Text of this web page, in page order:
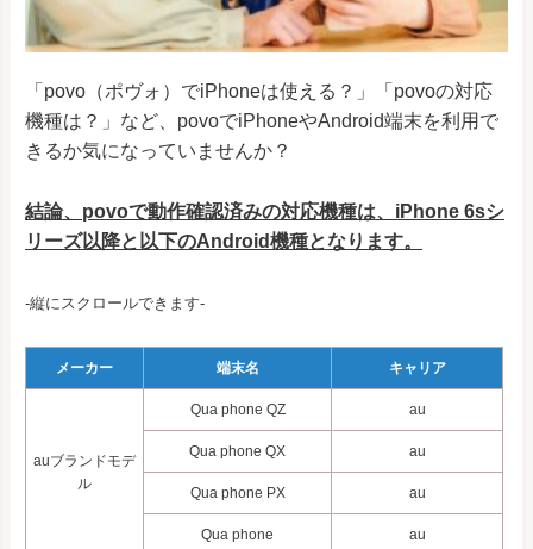
「povo（ポヴォ）でiPhoneは使える？」「povoの対応
機種は？」など、povoでiPhoneやAndroid端末を利用で
きるか気になっていませんか？
結論、povoで動作確認済みの対応機種は、iPhone 6sシ
リーズ以降と以下のAndroid機種となります。
-縦にスクロールできます-
メーカー 端末名 キャリア
auブランドモデ
ル
Qua phone QZ au
Qua phone QX au
Qua phone PX au
Qua phone au